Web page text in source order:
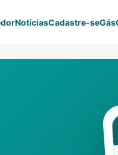
NotíciasCadastre-seGás